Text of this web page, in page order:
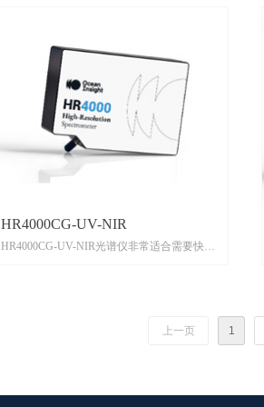
HR4000CG-UV-NIR
HR4000CG-UV-NIR光谱仪非常适合需要快速
上一页 1